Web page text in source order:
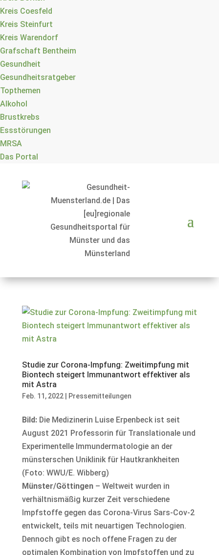
Kreis Coesfeld
Kreis Steinfurt
Kreis Warendorf
Grafschaft Bentheim
Gesundheit
Gesundheitsratgeber
Topthemen
Alkohol
Brustkrebs
Essstörungen
MRSA
Das Portal
Studie zur Corona-Impfung: Zweitimpfung mit
Biontech steigert Immunantwort effektiver als
mit Astra
Feb. 11, 2022| Pressemitteilungen
Bild:Die Medizinerin Luise Erpenbeck ist seit
August 2021 Professorin für Translationale und
Experimentelle Immundermatologie an der
münsterschen Uniklinik für Hautkrankheiten
(Foto: WWU/E. Wibberg)
Münster/Göttingen– Weltweit wurden in
verhältnismäßig kurzer Zeit verschiedene
Impfstoffe gegen das Corona-Virus Sars-Cov-2
entwickelt, teils mit neuartigen Technologien.
Dennoch gibt es noch offene Fragen zu der
optimalen Kombination von Impfstoffen und zu